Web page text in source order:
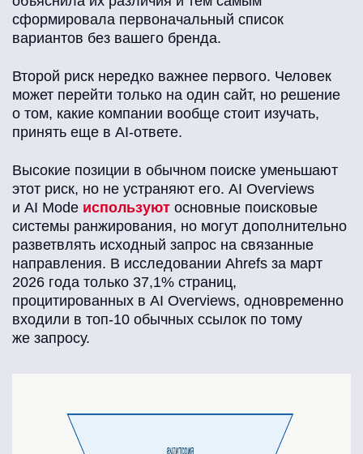
сформировала первоначальный список
вариантов без вашего бренда.
Второй риск нередко важнее первого. Человек
может перейти только на один сайт, но решение
о том, какие компании вообще стоит изучать,
принять еще в AI-ответе.
Высокие позиции в обычном поиске уменьшают
этот риск, но не устраняют его. AI Overviews
и AI Mode используют основные поисковые
системы ранжирования, но могут дополнительно
разветвлять исходный запрос на связанные
направления. В исследовании Ahrefs за март
2026 года только 37,1% страниц,
процитированных в AI Overviews, одновременно
входили в топ-10 обычных ссылок по тому
же запросу.